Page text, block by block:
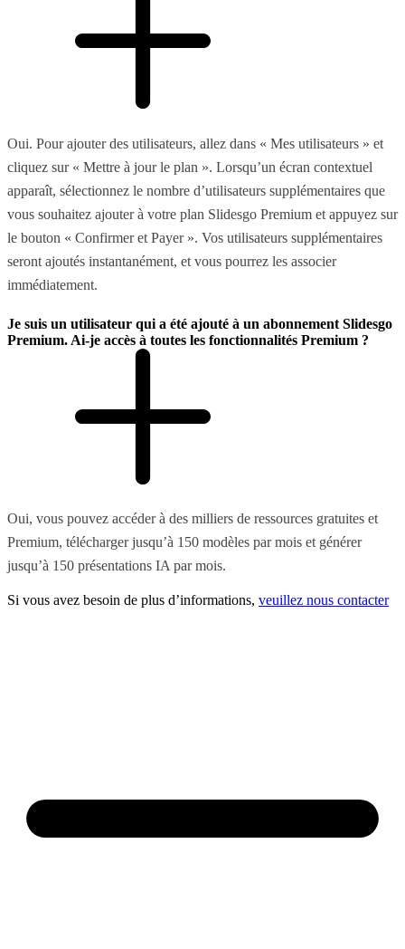
Oui. Pour ajouter des utilisateurs, allez dans « Mes utilisateurs » et
cliquez sur « Mettre à jour le plan ». Lorsqu’un écran contextuel
apparaît, sélectionnez le nombre d’utilisateurs supplémentaires que
vous souhaitez ajouter à votre plan Slidesgo Premium et appuyez sur
le bouton « Confirmer et Payer ». Vos utilisateurs supplémentaires
seront ajoutés instantanément, et vous pourrez les associer
immédiatement.
Je suis un utilisateur qui a été ajouté à un abonnement Slidesgo
Premium. Ai-je accès à toutes les fonctionnalités Premium ?
Oui, vous pouvez accéder à des milliers de ressources gratuites et
Premium, télécharger jusqu’à 150 modèles par mois et générer
jusqu’à 150 présentations IA par mois.
Si vous avez besoin de plus d’informations, veuillez nous contacter